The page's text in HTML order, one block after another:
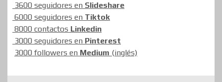
3600 seguidores en Slideshare
6000 seguidores en Tiktok
8000 contactos Linkedin
3000 seguidores en Pinterest
3000 followers en Medium (inglés)